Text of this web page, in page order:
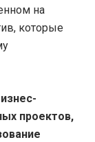
на
которые
проектов,